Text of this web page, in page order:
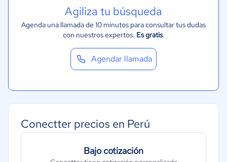
Agiliza tu búsqueda
Agenda una llamada de 10 minutos para consultar tus dudas
con nuestros expertos. Es gratis.
Agendar llamada
Conectter precios en Perú
Bajo cotización